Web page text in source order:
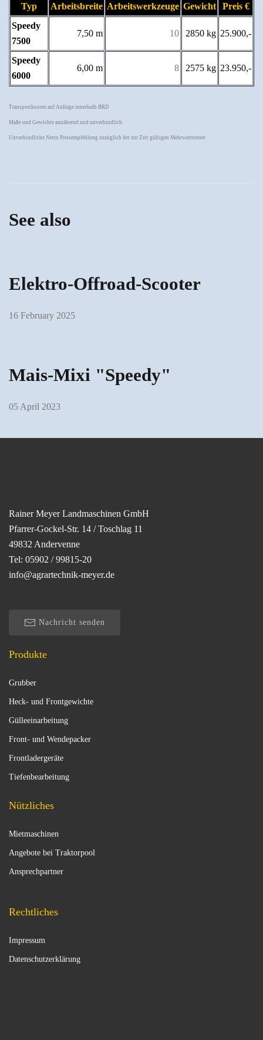
Typ Arbeitsbreite Arbeitswerkzeuge Gewicht
Preis €
Speedy
7500
7,50 m 10 2850 kg 25.900,-
Speedy
6000
6,00 m 8 2575 kg 23.950,-
Transportkosten auf Anfrage innerhalb BRD
Maße und Gewichte annähernd und unverbindlich.
Unverbindliche Netto Preisempfehlung zuzüglich der zur Zeit gültigen Mehrwertsteuer
See also
Elektro-Offroad-Scooter
16 February 2025
Mais-Mixi "Speedy"
05 April 2023
Rainer Meyer Landmaschinen GmbH
Pfarrer-Gockel-Str. 14 / Toschlag 11
49832 Andervenne
Tel: 05902 / 99815-20
info@agrartechnik-meyer.de
Nachricht senden
Produkte
Grubber
Heck- und Frontgewichte
Gülleeinarbeitung
Front- und Wendepacker
Frontladergeräte
Tiefenbearbeitung
Nützliches
Mietmaschinen
Angebote bei Traktorpool
Ansprechpartner
Rechtliches
Impressum
Datenschutzerklärung